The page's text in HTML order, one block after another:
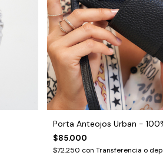
Porta Anteojos Urban -
$85.000
$72.250 con Transferencia o